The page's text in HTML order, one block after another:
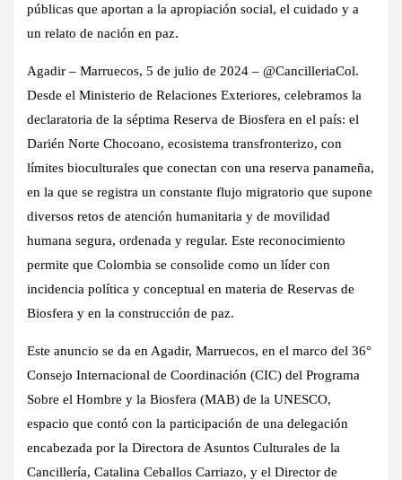
públicas que aportan a la apropiación social, el cuidado y a
un relato de nación en paz.
Agadir – Marruecos, 5 de julio de 2024 – @CancilleriaCol.
Desde el Ministerio de Relaciones Exteriores, celebramos la
declaratoria de la séptima Reserva de Biosfera en el país: el
Darién Norte Chocoano, ecosistema transfronterizo, con
límites bioculturales que conectan con una reserva panameña,
en la que se registra un constante flujo migratorio que supone
diversos retos de atención humanitaria y de movilidad
humana segura, ordenada y regular. Este reconocimiento
permite que Colombia se consolide como un líder con
incidencia política y conceptual en materia de Reservas de
Biosfera y en la construcción de paz.
Este anuncio se da en Agadir, Marruecos, en el marco del 36°
Consejo Internacional de Coordinación (CIC) del Programa
Sobre el Hombre y la Biosfera (MAB) de la UNESCO,
espacio que contó con la participación de una delegación
encabezada por la Directora de Asuntos Culturales de la
Cancillería, Catalina Ceballos Carriazo, y el Director de